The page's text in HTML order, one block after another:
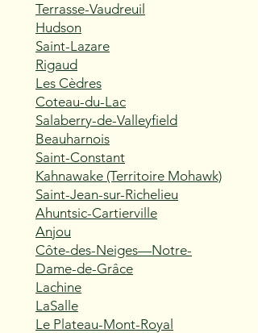
Terrasse-Vaudreuil
Hudson
Saint-Lazare
Rigaud
Les Cèdres
Coteau-du-Lac
Salaberry-de-Valleyfield
Beauharnois
Saint-Constant
Kahnawake (Territoire Mohawk)
Saint-Jean-sur-Richelieu
Ahuntsic-Cartierville
Anjou
Côte-des-Neiges—Notre-
Dame-de-Grâce
Lachine
LaSalle
Le Plateau-Mont-Royal